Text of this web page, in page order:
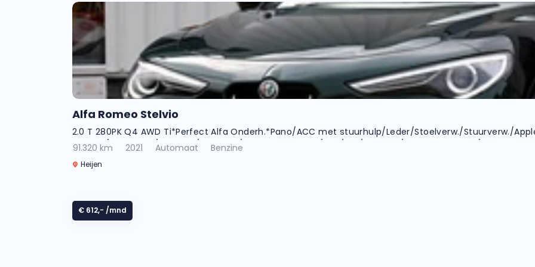
Alfa Romeo Stelvio
2.0 T 280PK Q4 AWD Ti*Perfect Alfa Onderh.*Pano/ACC met stuurhulp/Leder/Stoelverw./Stuurverw./
Android/Dodehoek/Rijstrook/Memorie/Keyless Entry+Go/DAB/LED/Camera/Parkeersens.V+A/19 inch LM*
91.320 km 2021 Automaat Benzine
Heijen
€ 612,- /mnd